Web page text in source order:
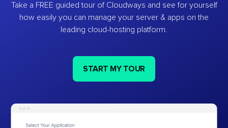
Take a FREE guided tour of Cloudways and see for yourself
how easily you can manage your server & apps on the
leading cloud-hosting platform.
START MY TOUR